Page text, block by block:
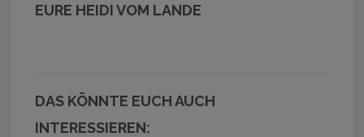
EURE HEIDI VOM LANDE
DAS KÖNNTE EUCH AUCH
INTERESSIEREN: